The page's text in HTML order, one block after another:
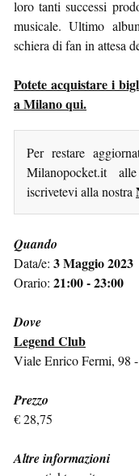
loro tanti successi
musicale. Ultimo
schiera di fan in attesa
Potete acquistare i
a Milano qui.
Per restare
Milanopocket.it
iscrivetevi alla nostra
Quando
Data/e: 3 Maggio 2023
Orario: 21:00 - 23:00
Dove
Legend Club
Viale Enrico Fermi, 98
Prezzo
€ 28,75
Altre informazioni